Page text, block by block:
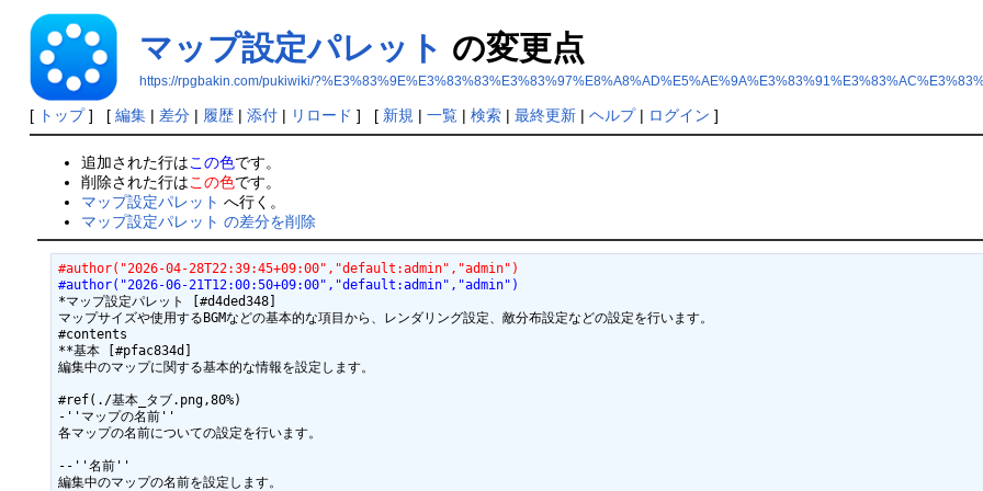
マップ設定パレット の変更点
https://rpgbakin.com/pukiwiki/
[ トップ] [ 編集| 差分| 履歴| 添付| リロード ] [ 新規 | 一覧| 検索| 最終更新| ヘルプ| ログイン ]
追加された行はこの色です。
削除された行はこの色です。
マップ設定パレット へ行く。
マップ設定パレット の差分を削除
#author("2026-04-28T22:39:45+09:00","default:admin","admin")
#author("2026-06-21T12:00:50+09:00","default:admin","admin")
*マップ設定パレット [#d4ded348]
マップサイズや使用するBGMなどの基本的な項目から、レンダリング設定、敵分布設定などの設定を行います。
#contents
**基本 [#pfac834d]
編集中のマップに関する基本的な情報を設定します。
#ref(./基本_タブ.png,80%)
-''マップの名前''
各マップの名前についての設定を行います。
--''名前''
編集中のマップの名前を設定します。